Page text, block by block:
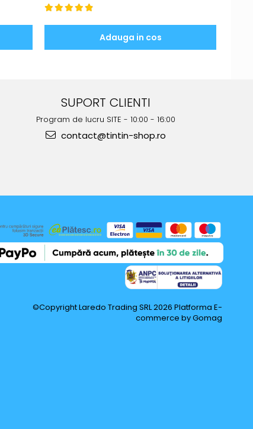
Adauga in cos
SUPORT CLIENTI
Program de lucru SITE - 10:00 - 16:00
contact@tintin-shop.ro
©Copyright Laredo Trading SRL 2026 Platforma E-
commerce by Gomag